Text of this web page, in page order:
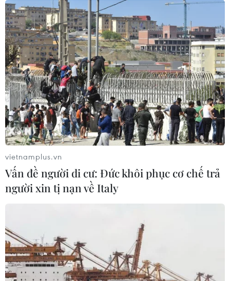
Moderna và AstraZeneca.
Trung Quốc: Gần 60 USD cho hai liều
16/10/2020 10:46
Trung tâm Phòng ngừa và Kiểm soát Dịch bệnh (CDC)
của thành phố Gia Hưng, Trung Quốc cho biết vắcxin
CoronaVac có giá 200 nhân dân tệ (29,75 USD)/liều và
vietnamplus.vn
Vấn đề người di cư: Đức khôi phục cơ chế trả
người xin tị nạn về Italy